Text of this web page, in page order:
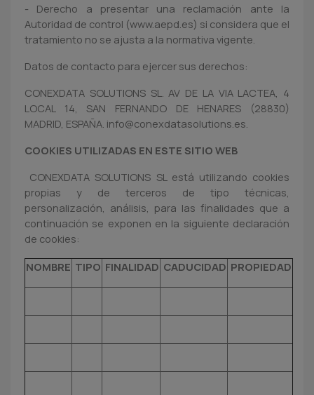
- Derecho a presentar una reclamación ante la
Autoridad de control (www.aepd.es) si considera que el
tratamiento no se ajusta a la normativa vigente.
Datos de contacto para ejercer sus derechos:
CONEXDATA SOLUTIONS SL. AV DE LA VIA LACTEA, 4
LOCAL 14, SAN FERNANDO DE HENARES (28830)
MADRID, ESPAÑA. info@conexdatasolutions.es.
COOKIES UTILIZADAS EN ESTE SITIO WEB
CONEXDATA SOLUTIONS SL está utilizando cookies
propias y de terceros de tipo técnicas,
personalización, análisis, para las finalidades que a
continuación se exponen en la siguiente declaración
de cookies:
NOMBRE TIPO FINALIDAD CADUCIDAD PROPIEDAD